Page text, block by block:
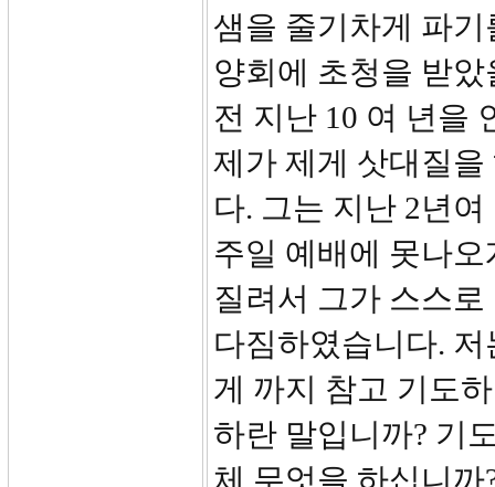
샘을 줄기차게 파
양회에 초청을 받
전 지난 10 여 년을
제가 제게 삿대질
다. 그는 지난 2년
주일 예배에 못나
질려서 그가 스스
다짐하였습니다.
게 까지 참고 기도
하란 말입니까? 기
체 무엇을 하십니